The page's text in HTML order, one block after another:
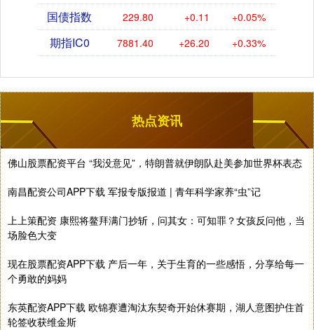
国债指数 229.80 +0.11 +0.05%
期指IC0 7881.40 +26.20 +0.33%
热点资讯
佛山股票配资平台 “我没意见”，特朗普就伊朗队赴美参加世界杯表态
南昌配资公司APP下载 军报专版报道 | 青年科学家养“虫”记
上上策配资 康熙将鳌拜满门抄斩，问其女：可知罪？女孩反问他，当
场脸色大变
现在股票配资APP下载 产后一年，关于生育的一些感悟，分享给每一
个勇敢的妈妈
东英配资APP下载 欧锦赛遭淘汰东契奇开始休赛期，湖人意图护住首
轮签收获维金斯